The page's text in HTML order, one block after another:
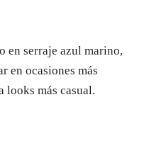
en serraje azul marino,
en ocasiones más
looks más casual.